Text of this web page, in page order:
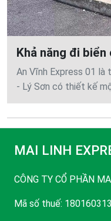
Khả năng đi biển
An Vĩnh Express 01
- Lý Sơn có thiết kế
MAI LINH
CÔNG TY CỔ PHẦN
Mã số thuế: